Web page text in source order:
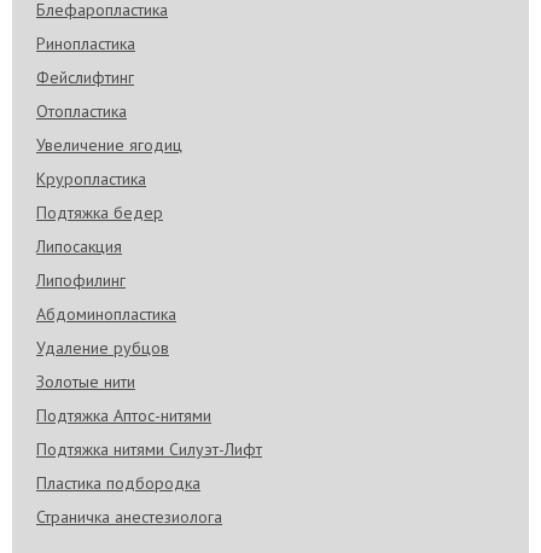
Удачи вам и всего только доброго вашей
Блефаропластика
Ринопластика
Фейслифтинг
Отопластика
Увеличение ягодиц
Круропластика
Подтяжка бедер
Липосакция
Липофилинг
Абдоминопластика
Удаление рубцов
Золотые нити
Подтяжка Аптос-нитями
Подтяжка нитями Силуэт-Лифт
Пластика подбородка
Страничка анестезиолога